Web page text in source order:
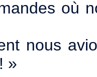
où
nous
»